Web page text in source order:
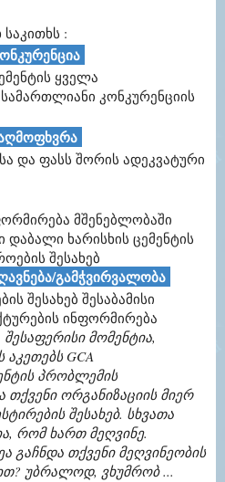
საკითხს :
ყველა
კონკურენციის
და ფასს შორის ადეკვატური
მშენებლობაში
ხარისხის ცემენტის
შესახებ
გამჭვირვალობა
შესახებ შესაბამისი
ინფორმირება
მომენტია,
GCA
პრობლემის
თქვენი ორგანიზაციის მიერ
შესახებ. სხვათა
რომ ხართ მეღვინე.
გაჩნდა თქვენი მეღვინეობის
უბრალოდ, ვხუმრობ ...